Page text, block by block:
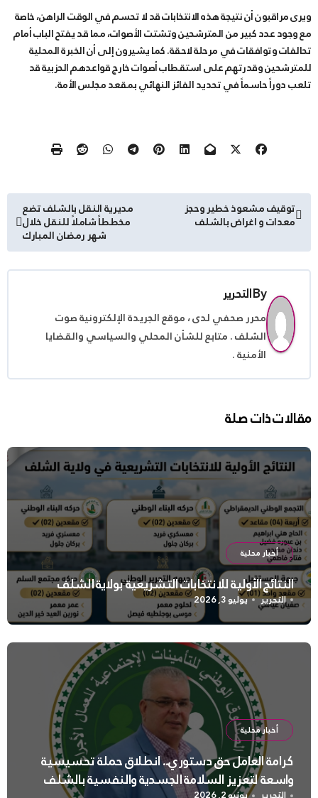
ويرى مراقبون أن نتيجة هذه الانتخابات قد لا تحسم في الوقت الراهن، خاصة
مع وجود عدد كبير من المترشحين وتشتت الأصوات، مما قد يفتح الباب أمام
تحالفات وتوافقات في مرحلة لاحقة. كما يشيرون إلى أن الخبرة المحلية
للمترشحين وقدرتهم على استقطاب أصوات خارج قواعدهم الحزبية قد
تلعب دوراً حاسماً في تحديد الفائز النهائي بمقعد مجلس الأمة.
تصفّح
المقالات
توقيف مشعوذ خطير وحجز
معدات و اغراض بالشلف
مديرية النقل بالشلف تضع
مخططاً شاملاً للنقل خلال
شهر رمضان المبارك
Byالتحرير
محرر صحفي لدى ، موقع الجريدة الإلكترونية صوت
الشلف . متابع للشأن المحلي والسياسي والقضايا
الأمنية .
مقالات ذات صلة
أخبار محلية
النتائج الأولية للانتخابات التشريعية بولاية الشلف
التحرير يوليو 3, 2026
أخبار محلية
كرامة العامل حق دستوري.. انطلاق حملة تحسيسية
واسعة لتعزيز السلامة الجسدية والنفسية بالشلف